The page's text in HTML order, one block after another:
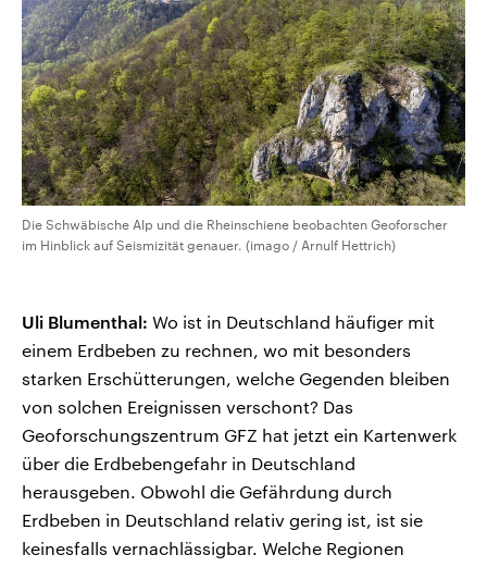
Die Schwäbische Alp und die Rheinschiene beobachten Geoforscher
im Hinblick auf Seismizität genauer. (imago / Arnulf Hettrich)
Uli Blumenthal: Wo ist in Deutschland häufiger mit
einem Erdbeben zu rechnen, wo mit besonders
starken Erschütterungen, welche Gegenden bleiben
von solchen Ereignissen verschont? Das
Geoforschungszentrum GFZ hat jetzt ein Kartenwerk
über die Erdbebengefahr in Deutschland
herausgeben. Obwohl die Gefährdung durch
Erdbeben in Deutschland relativ gering ist, ist sie
keinesfalls vernachlässigbar. Welche Regionen